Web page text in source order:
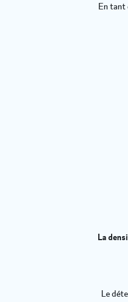
En tant
La
Le